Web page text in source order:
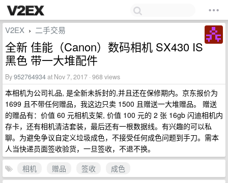
V2EX › 二手交易
全新 佳能（Canon）数码相机 SX430 IS
黑色 带一大堆配件
By952764934at Nov 7, 2017 · 968 views
本相机为公司礼品, 是全新未拆封的,并且还在保修期内。京东报价为
1699 且不带任何赠品，我这边只卖 1500 且赠送一大堆赠品。 赠送
的赠品有：价值 60 元相机支架, 价值 100 元的 2 张 16gb 闪迪相机内
存卡，还有相机清洁套装，最后还有一根数据线。有兴趣的可以私
聊。为避免争议自定义垃圾成色，不接受任何成色问题到手刀。需本
人当快递员面签收验货，一旦签收，不退不换。
相机
赠品 签收
成色